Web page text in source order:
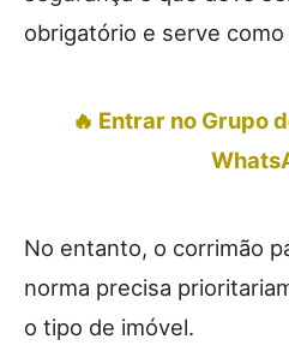
obrigatório e serve
🔥 Entrar no Grupo
No entanto, o corrimão
norma precisa
o tipo de imóvel.